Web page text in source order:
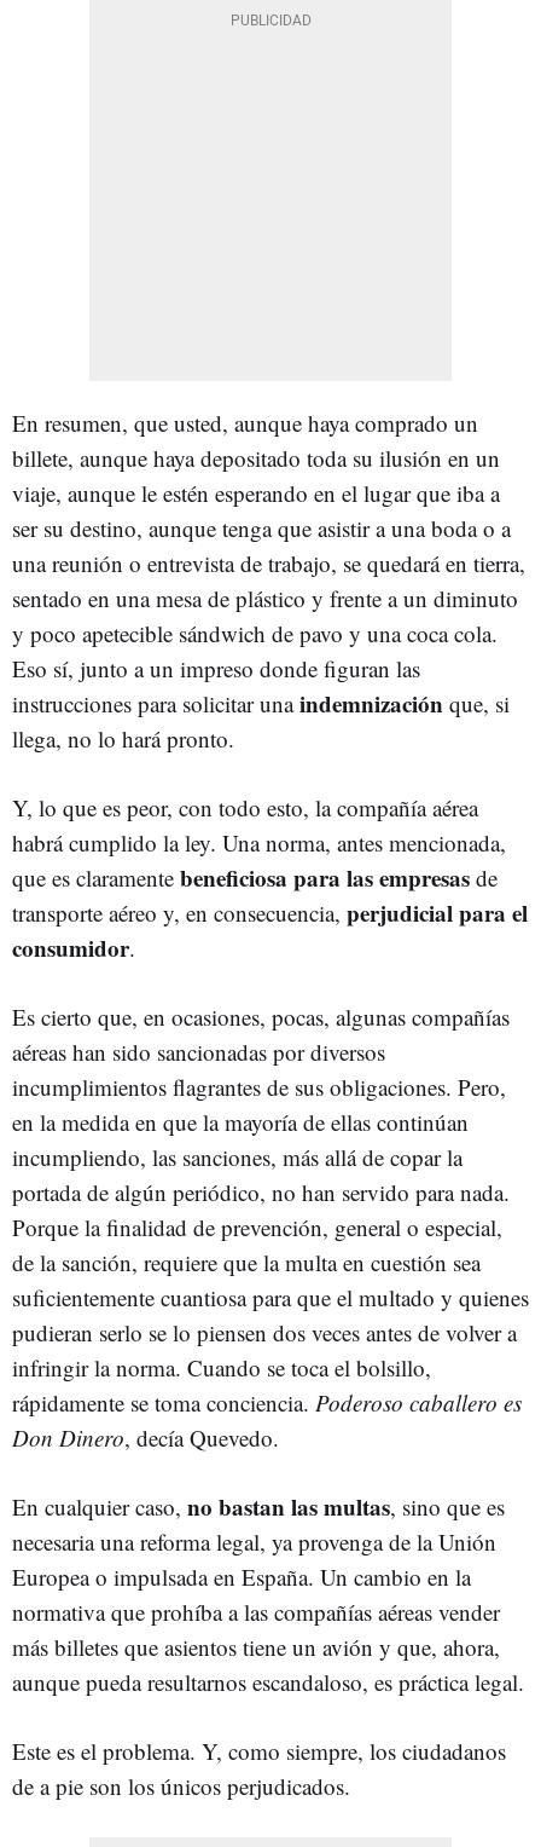
En resumen, que usted, aunque haya comprado un
billete, aunque haya depositado toda su ilusión en un
viaje, aunque le estén esperando en el lugar que iba a
ser su destino, aunque tenga que asistir a una boda o a
una reunión o entrevista de trabajo, se quedará en tierra,
sentado en una mesa de plástico y frente a un diminuto
y poco apetecible sándwich de pavo y una coca cola.
Eso sí, junto a un impreso donde figuran las
instrucciones para solicitar unaindemnización que, si
llega, no lo hará pronto.
Y, lo que es peor, con todo esto, la compañía aérea
habrá cumplido la ley. Una norma, antes mencionada,
que es claramente beneficiosa para las empresas de
transporte aéreo y, en consecuencia, perjudicial para el
consumidor.
Es cierto que, en ocasiones, pocas, algunas compañías
aéreas han sido sancionadas por diversos
incumplimientos flagrantes de sus obligaciones. Pero,
en la medida en que la mayoría de ellas continúan
incumpliendo, las sanciones, más allá de copar la
portada de algún periódico, no han servido para nada.
Porque la finalidad de prevención, general o especial,
de la sanción, requiere que la multa en cuestión sea
suficientemente cuantiosa para que el multado y quienes
pudieran serlo se lo piensen dos veces antes de volver a
infringir la norma. Cuando se toca el bolsillo,
rápidamente se toma conciencia. Poderoso caballero es
Don Dinero, decía Quevedo.
En cualquier caso, no bastan las multas, sino que es
necesaria una reforma legal, ya provenga de la Unión
Europea o impulsada en España. Un cambio en la
normativa que prohíba a las compañías aéreas vender
más billetes que asientos tiene un avión y que, ahora,
aunque pueda resultarnos escandaloso, es práctica legal.
Este es el problema. Y, como siempre, los ciudadanos
de a pie son los únicos perjudicados.